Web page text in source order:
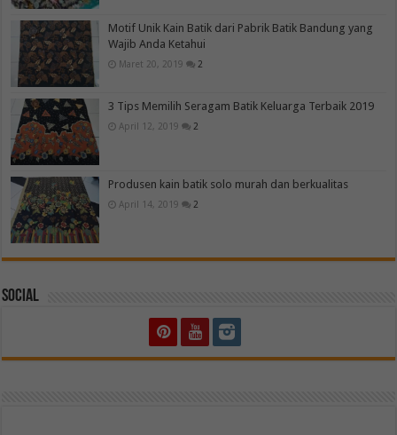
Motif Unik Kain Batik dari Pabrik Batik Bandung yang
Wajib Anda Ketahui
Maret 20, 2019 2
3 Tips Memilih Seragam Batik Keluarga Terbaik 2019
April 12, 2019 2
Produsen kain batik solo murah dan berkualitas
April 14, 2019 2
Social